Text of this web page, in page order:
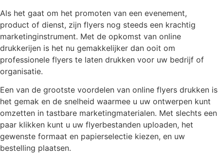
Als het gaat om het promoten van een evenement,
product of dienst, zijn flyers nog steeds een krachtig
marketinginstrument. Met de opkomst van online
drukkerijen is het nu gemakkelijker dan ooit om
professionele flyers te laten drukken voor uw bedrijf of
organisatie.
Een van de grootste voordelen van online flyers drukken is
het gemak en de snelheid waarmee u uw ontwerpen kunt
omzetten in tastbare marketingmaterialen. Met slechts een
paar klikken kunt u uw flyerbestanden uploaden, het
gewenste formaat en papierselectie kiezen, en uw
bestelling plaatsen.